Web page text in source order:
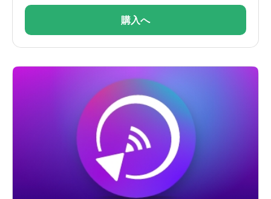
購入へ